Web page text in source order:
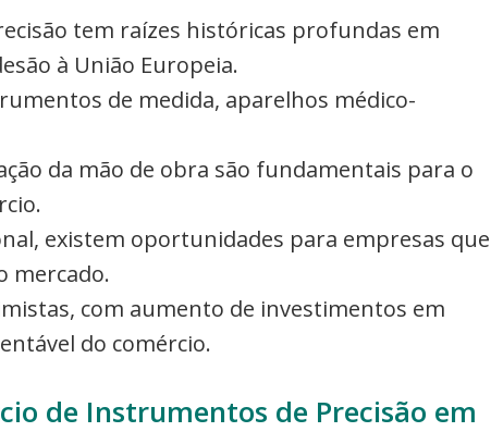
tem raízes históricas profundas em
à União Europeia.
de medida, aparelhos médico-
da mão de obra são fundamentais para o
existem oportunidades para empresas que
mercado.
com aumento de investimentos em
do comércio.
de Instrumentos de Precisão em